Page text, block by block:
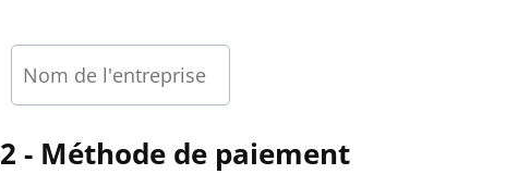
2 - Méthode de paiement